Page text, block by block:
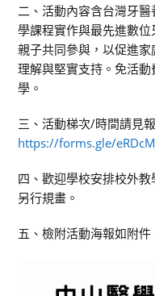
二、活動內容含台灣牙
學課程實作與最先進數
親子共同參與，以促進
理解與堅實支持。免活
學。
三、活動梯次/時間請見
https://forms.gle/
四、歡迎學校安排校外
另行規畫。
五、檢附活動海報如附件